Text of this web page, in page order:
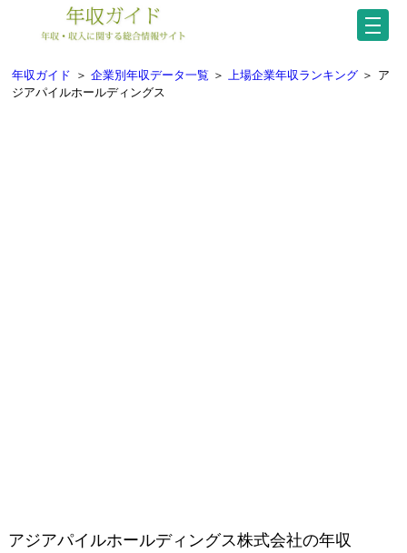
年収ガイド ＞ 企業別年収データ一覧 ＞ 上場企業年収ランキング ＞ ア
ジアパイルホールディングス
アジアパイルホールディングス株式会社の年収